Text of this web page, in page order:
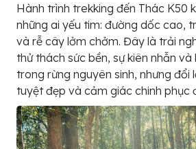
Hành trình trekking đến Thác K50
những ai yếu tim: đường dốc cao,
và rễ cây lởm chởm. Đây là trải
thử thách sức bền, sự kiên nhẫn
trong rừng nguyên sinh, nhưng đổi
tuyệt đẹp và cảm giác chinh phục